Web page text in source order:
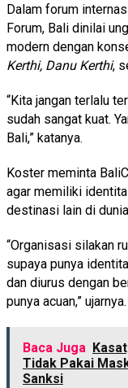
Dalam forum
Forum, Bali dinilai
modern dengan
Kerthi, Danu Kerthi,
“Kita jangan terlalu
sudah sangat kuat.
Bali,” katanya.
Koster meminta
agar memiliki
destinasi lain di
“Organisasi silakan
supaya punya
dan diurus dengan
punya acuan,” ujarnya.
Baca Juga
Tidak Pakai
Sanksi